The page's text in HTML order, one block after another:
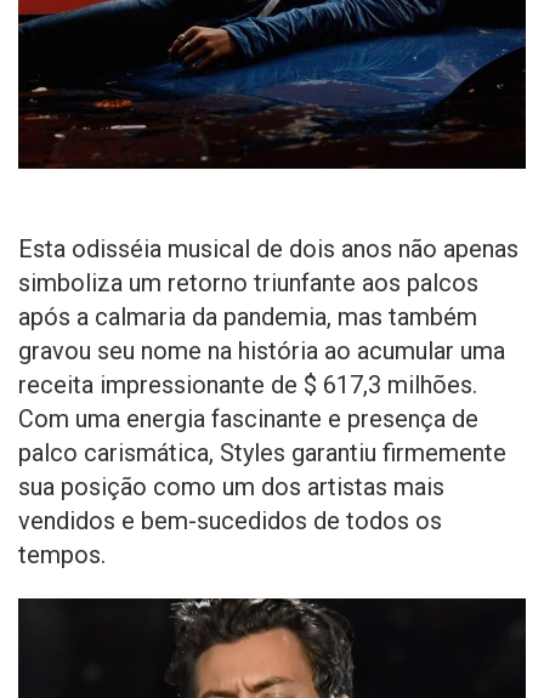
Esta odisséia musical de dois anos não apenas
simboliza um retorno triunfante aos palcos
após a calmaria da pandemia, mas também
gravou seu nome na história ao acumular uma
receita impressionante de $ 617,3 milhões.
Com uma energia fascinante e presença de
palco carismática, Styles garantiu firmemente
sua posição como um dos artistas mais
vendidos e bem-sucedidos de todos os
tempos.